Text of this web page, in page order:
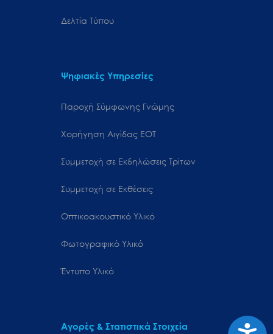
Δελτία Τύπου
Ψηφιακές Υπηρεσίες
Παροχή Σύμφωνης Γνώμης
Χορήγηση Αιγίδας ΕΟΤ
Συμμετοχή σε Εκδηλώσεις Τρίτων
Συμμετοχή σε Εκθέσεις
Οπτικοακουστικό Υλικό
Φωτογραφικό Υλικό
Έντυπο Υλικό
Αγορές & Στατιστικά Στοιχεία